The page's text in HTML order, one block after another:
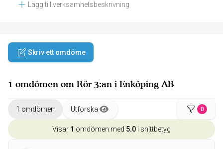
Lägg till verksamhetsbeskrivning
Skriv ett omdöme
1 omdömen om Rör 3:an i Enköping AB
1 omdömen Utforska 0
Visar 1 omdömen med 5.0 i snittbetyg